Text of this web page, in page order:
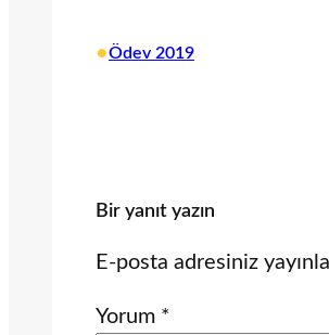
•Ödev 2019
Bir yanıt yazın
E-posta adresiniz
Yorum *